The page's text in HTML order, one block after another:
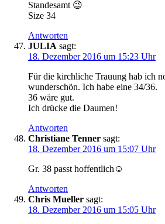
Standesamt 😉
Size 34
Antworten
JULIA sagt:
18. Dezember 2016 um 15:23 Uhr
Für die kirchliche Trauung hab ich
wunderschön. Ich habe eine 34/36.
36 wäre gut.
Ich drücke die Daumen!
Antworten
Christiane Tenner sagt:
18. Dezember 2016 um 15:07 Uhr
Gr. 38 passt hoffentlich☺️
Antworten
Chris Mueller sagt:
18. Dezember 2016 um 15:05 Uhr